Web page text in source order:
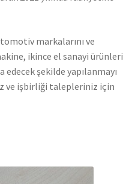
markalarını ve
ikince el sanayi ürünleri
edecek şekilde yapılanmayı
ve işbirliği talepleriniz için